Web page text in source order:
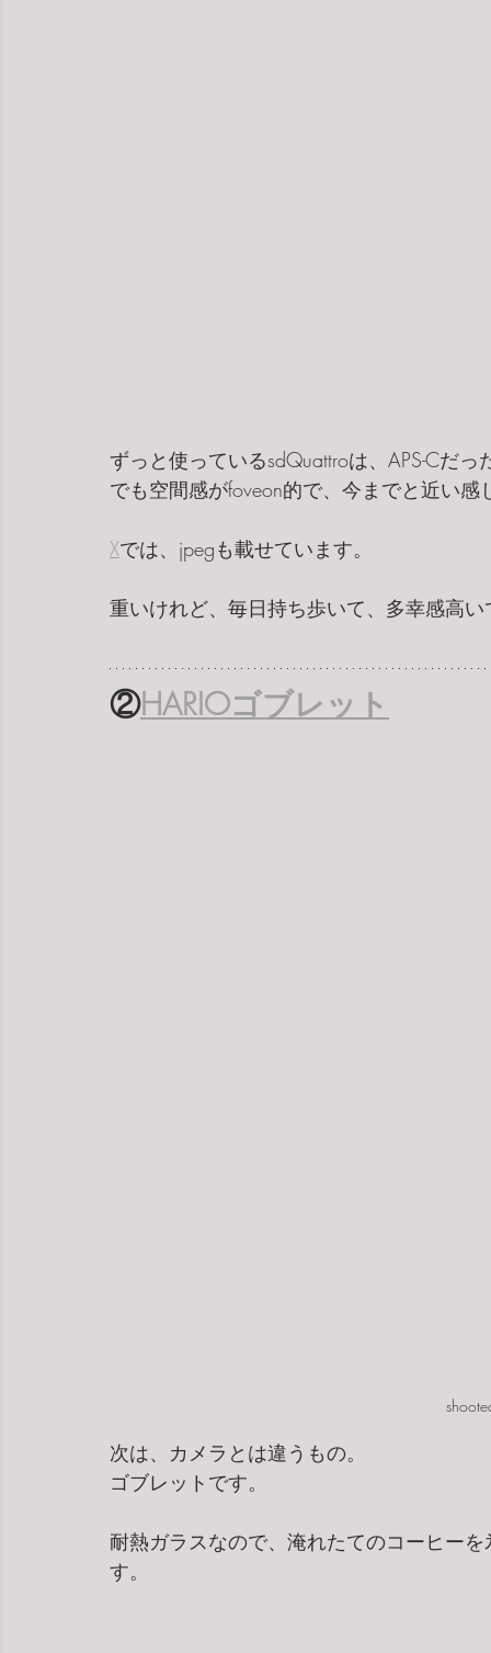
ずっと使っているsdQuattroは、APS-Cだ
でも空間感がfoveon的で、今までと近い
Xでは、jpegも載せています。
重いけれど、毎日持ち歩いて、多幸感高い
②HARIOゴブレット
次は、カメラとは違うもの。
ゴブレットです。
耐熱ガラスなので、淹れたてのコーヒー
す。